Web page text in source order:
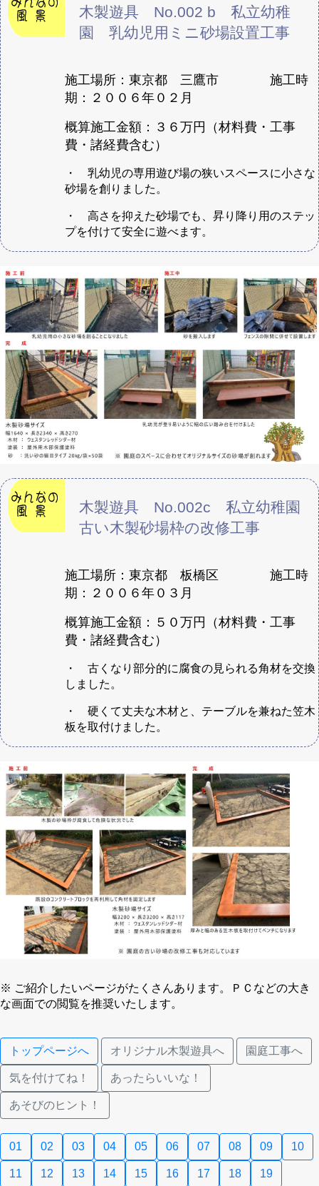
木製遊具 No.002 b 私立幼稚
園 乳幼児用ミニ砂場設置工事
施工場所：東京都 三鷹市 施工時
期：２００６年０２月
概算施工金額：３６万円（材料費・工事
費・諸経費含む）
・ 乳幼児の専用遊び場の狭いスペースに小さな
砂場を創りました。
・ 高さを抑えた砂場でも、昇り降り用のステッ
プを付けて安全に遊べます。
木製遊具 No.002c 私立幼稚園
古い木製砂場枠の改修工事
施工場所：東京都 板橋区 施工時
期：２００６年０３月
概算施工金額：５０万円（材料費・工事
費・諸経費含む）
・ 古くなり部分的に腐食の見られる角材を交換
しました。
・ 硬くて丈夫な木材と、テーブルを兼ねた笠木
板を取付けました。
※ ご紹介したいページがたくさんあります。ＰＣなどの大き
な画面での閲覧を推奨いたします。
トップページへ オリジナル木製遊具へ 園庭工事へ
気を付けてね！ あったらいいな！
あそびのヒント！
01 02 03 04 05 06 07 08 09 10
11 12 13 14 15 16 17 18 19